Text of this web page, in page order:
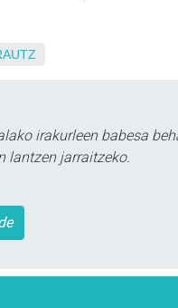
irakurleen babesa
lantzen jarraitzeko.